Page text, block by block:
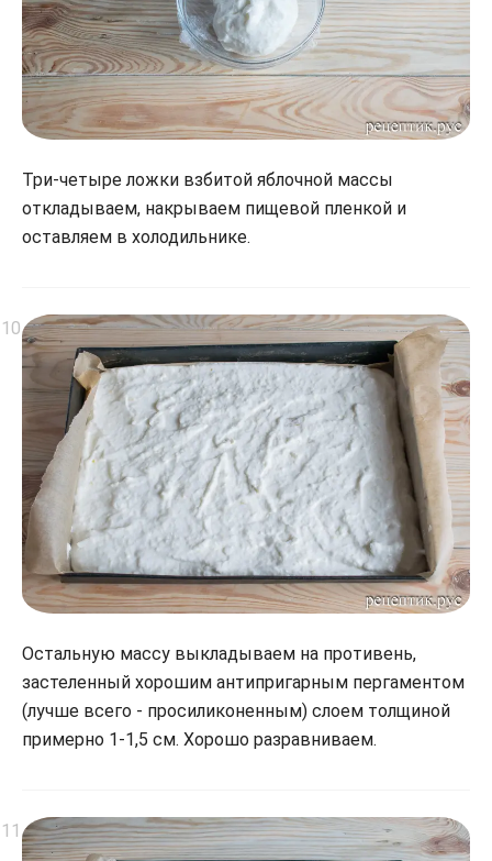
Три-четыре ложки взбитой яблочной массы
откладываем, накрываем пищевой пленкой и
оставляем в холодильнике.
Остальную массу выкладываем на противень,
застеленный хорошим антипригарным пергаментом
(лучше всего - просиликоненным) слоем толщиной
примерно 1-1,5 см. Хорошо разравниваем.